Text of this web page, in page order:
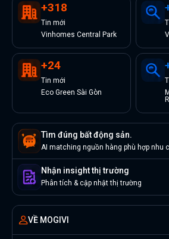
+318
Tin mới
Vinhomes Central Park
+24
Tin mới
Eco Green Sài Gòn
Tìm đúng bất động sản.
AI matching nguồn hàng phù hợp nhu
Nhận insight thị trường
Phân tích & cập nhật thị trường
VỀ MOGIVI